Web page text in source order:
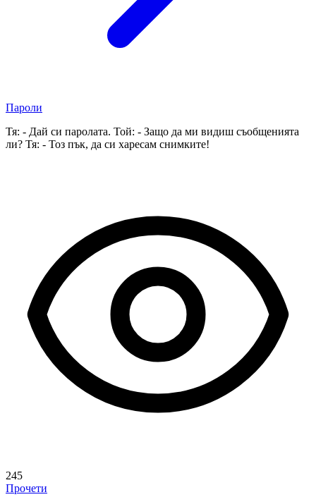
Пароли
Тя: - Дай си паролата. Той: - Защо да ми видиш съобщенията
ли? Тя: - Тоз пък, да си харесам снимките!
245
Прочети